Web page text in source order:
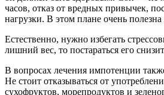
часов, отказ от вредных привычек,
нагрузки. В этом плане очень полезна
Естественно, нужно избегать
лишний вес, то постараться его
В вопросах лечения импотенции
Не стоит отказываться от
сухофруктов, морепродуктов и